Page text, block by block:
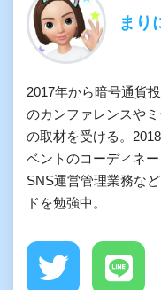
まり
2017年から暗号通貨
のカンファレンスや
の取材を受ける。
ベントのコーディネ
SNS運営管理業務な
ドを勉強中。